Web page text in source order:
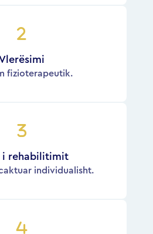
fizioterapeutik.
i rehabilitimit
individualisht.